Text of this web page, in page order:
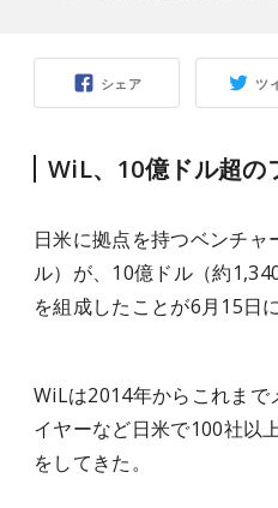
シェア ツ
WiL、10億ドル超の
日米に拠点を持つベンチャ
ル）が、10億ドル（約
を組成したことが6月15日
WiLは2014年から これまで
イヤーなど日米で100社以
をしてきた。